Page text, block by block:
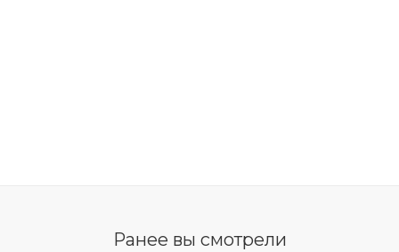
Ранее вы смотрели